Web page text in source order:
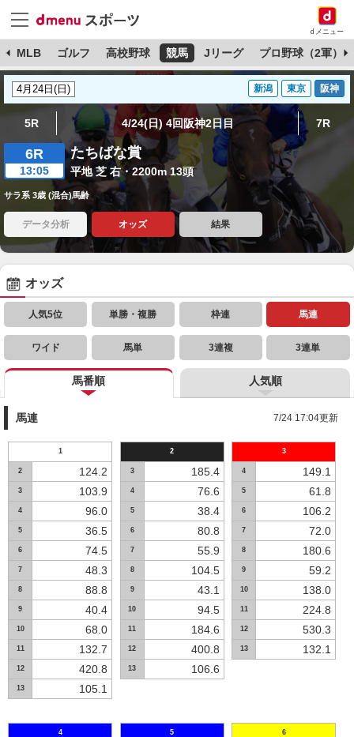
dメニュー
MLB ゴルフ 高校野球 競馬 Jリーグ プロ野球（2軍）
新潟 東京 阪神
5R 4/24(日) 4回阪神2日目 7R
6R
13:05
たちばな賞
平地 芝 右・2200m 13頭
サラ系 3歳 (混合)馬齢
データ分析 オッズ 結果
オッズ
人気5位 単勝・複勝 枠連 馬連
ワイド 馬単 3連複 3連単
馬番順 人気順
馬連 7/24 17:04更新
1
2 124.2
3 103.9
4 96.0
5 36.5
6 74.5
7 48.3
8 88.8
9 40.4
10 68.0
11 132.7
12 420.8
13 105.1
2
3 185.4
4 76.6
5 38.4
6 80.8
7 55.9
8 104.5
9 43.1
10 94.5
11 184.6
12 400.8
13 106.6
3
4 149.1
5 61.8
6 106.2
7 72.0
8 180.6
9 59.2
10 138.0
11 224.8
12 530.3
13 132.1
4 5 6